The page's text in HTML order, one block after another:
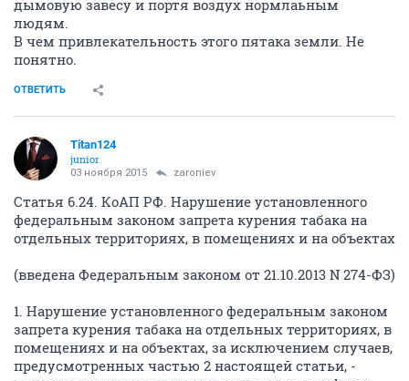
дымовую завесу и портя воздух нормлаьным
людям.
В чем привлекательность этого пятака земли. Не
понятно.
ОТВЕТИТЬ
Titan124
junior
03 ноября 2015 zaroniev
Статья 6.24. КоАП РФ. Нарушение установленного
федеральным законом запрета курения табака на
отдельных территориях, в помещениях и на объектах
(введена Федеральным законом от 21.10.2013 N 274-ФЗ)
1. Нарушение установленного федеральным законом
запрета курения табака на отдельных территориях, в
помещениях и на объектах, за исключением случаев,
предусмотренных частью 2 настоящей статьи, -